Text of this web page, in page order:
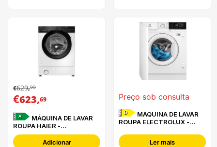
€629,99
€623,69
A
ROUPA HAIER -
BHA6S69M6DB9J-S
Adicionar
Preço sob consulta
D
ROUPA ELECTROLUX -
Ler mais